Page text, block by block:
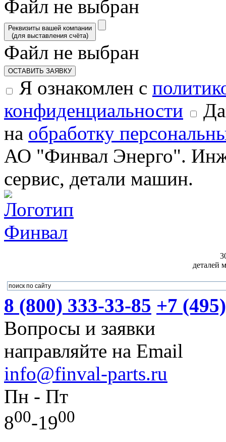
Файл не выбран
Реквизиты вашей компании
(для выставления счёта)
Файл не выбран
ОСТАВИТЬ ЗАЯВКУ
Я ознакомлен с
конфиденциальности
на обработку
АО "Финвал Энерго".
сервис, детали машин.
деталей
8 (800) 333-33-85 +7
Вопросы и заявки
направляйте на Email
info@finval-parts.ru
Пн - Пт
800-1900